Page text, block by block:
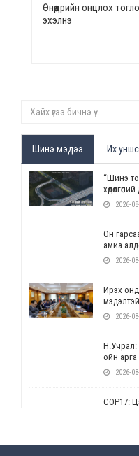
Өнөөдрийн онцлох
эхэлнэ
Шинэ мэдээ Их
“Шинэ
2026-
Он
амиа
2026-
Ирэх онд
2026-
Н.Учрал:
ойн арга
2026-
СОР17: